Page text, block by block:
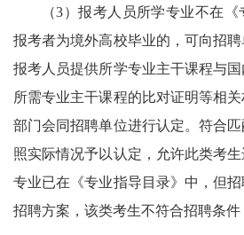
（3）报考人员所学专业不在
报考者为境外高校毕业的，可向招
报考人员提供所学专业主干课程与
所需专业主干课程的比对证明等相
部门会同招聘单位进行认定。符合
照实际情况予以认定，允许此类考
专业已在《专业指导目录》中，但
招聘方案，该类考生不符合招聘条件